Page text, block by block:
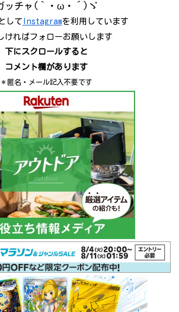
ッチャ(｀・ω・´)ゞ
して Instagramを利用しています
ければフォローお願いします
下にスクロールすると
コメント欄があります
＊匿名・メール記入不要です